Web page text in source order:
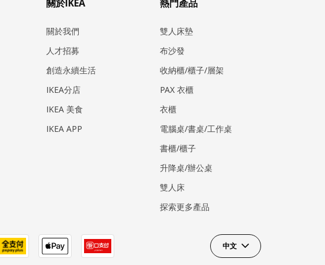
關於IKEA
關於我們
人才招募
創造永續生活
IKEA分店
IKEA 美食
IKEA APP
熱門產品
雙人床墊
布沙發
收納櫃/櫃子/層架
PAX 衣櫃
衣櫃
電腦桌/書桌/工作桌
書櫃/櫃子
升降桌/辦公桌
雙人床
探索更多產品
中文